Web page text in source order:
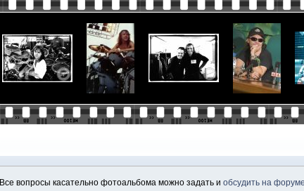
Все вопросы касательно фотоальбома можно задать и обсудить на